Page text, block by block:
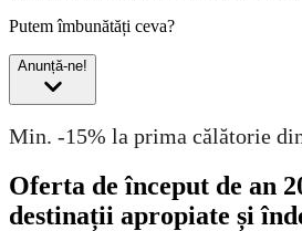
Putem îmbunătăți ceva?
Anunță-ne!
Min. -15% la prima călătorie
Oferta de început de an
destinații apropiate și